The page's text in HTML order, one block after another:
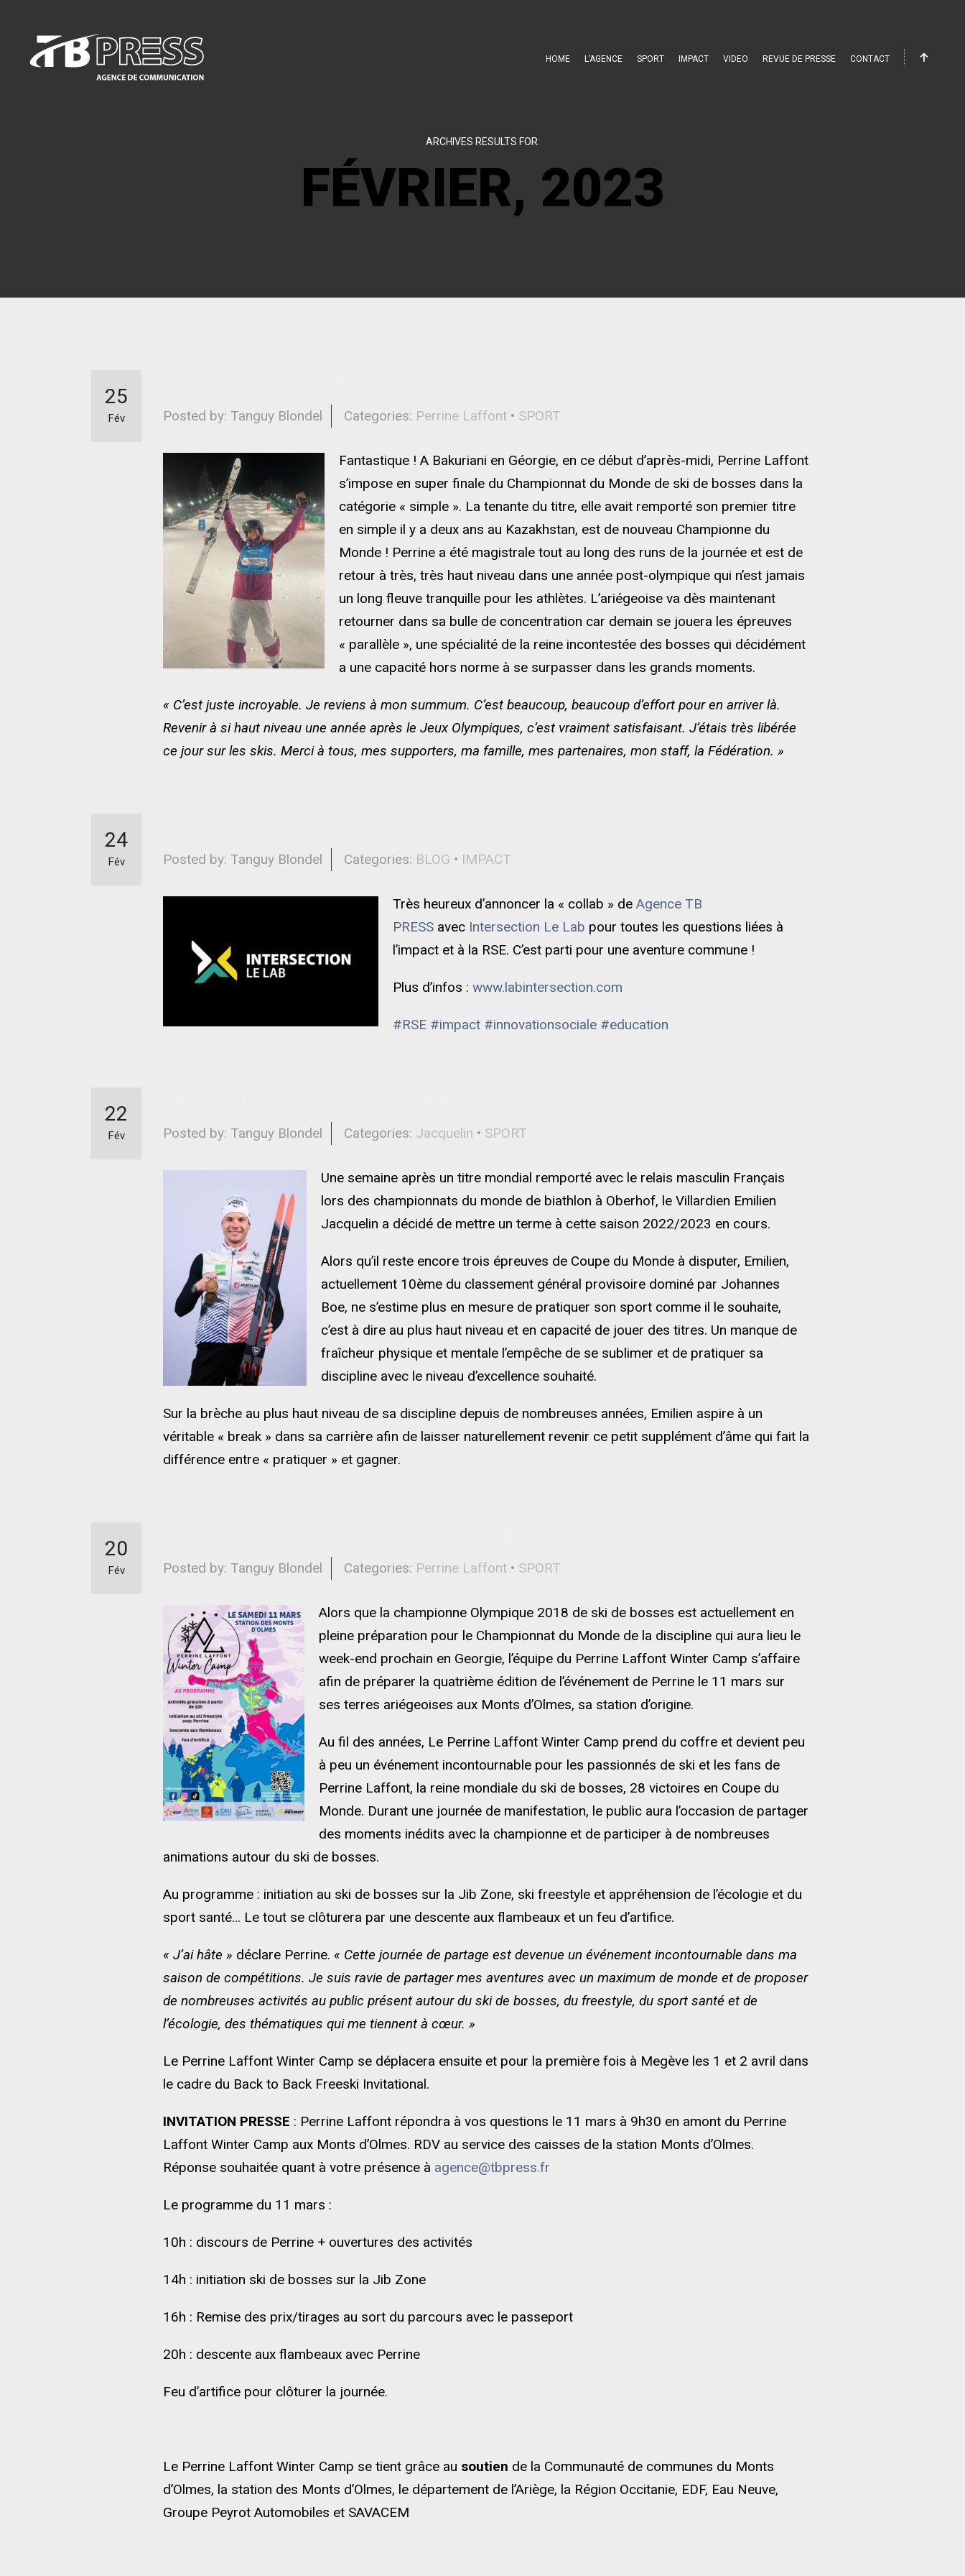
HOME L’AGENCE SPORT IMPACT VIDEO REVUE DE PRESSE CONTACT
ARCHIVES RESULTS FOR:
FÉVRIER, 2023
Posted by: Tanguy Blondel Categories: Perrine Laffont • SPORT
25
Fév
Fantastique ! A Bakuriani en Géorgie, en ce début d’après-midi, Perrine Laffont
s’impose en super finale du Championnat du Monde de ski de bosses dans la
catégorie « simple ». La tenante du titre, elle avait remporté son premier titre
en simple il y a deux ans au Kazakhstan, est de nouveau Championne du
Monde ! Perrine a été magistrale tout au long des runs de la journée et est de
retour à très, très haut niveau dans une année post-olympique qui n’est jamais
un long fleuve tranquille pour les athlètes. L’ariégeoise va dès maintenant
retourner dans sa bulle de concentration car demain se jouera les épreuves
« parallèle », une spécialité de la reine incontestée des bosses qui décidément
a une capacité hors norme à se surpasser dans les grands moments.
« C’est juste incroyable. Je reviens à mon summum. C’est beaucoup, beaucoup d’effort pour en arriver là.
Revenir à si haut niveau une année après le Jeux Olympiques, c’est vraiment satisfaisant. J’étais très libérée
ce jour sur les skis. Merci à tous, mes supporters, ma famille, mes partenaires, mon staff, la Fédération. »
Posted by: Tanguy Blondel Categories: BLOG • IMPACT
24
Fév
Très heureux d’annoncer la « collab » de Agence TB
PRESS avec Intersection Le Lab pour toutes les questions liées à
l’impact et à la RSE. C’est parti pour une aventure commune !
Plus d’infos : www.labintersection.com
#RSE #impact #innovationsociale #education
Posted by: Tanguy Blondel Categories: Jacquelin • SPORT
22
Fév
Une semaine après un titre mondial remporté avec le relais masculin Français
lors des championnats du monde de biathlon à Oberhof, le Villardien Emilien
Jacquelin a décidé de mettre un terme à cette saison 2022/2023 en cours.
Alors qu’il reste encore trois épreuves de Coupe du Monde à disputer, Emilien,
actuellement 10ème du classement général provisoire dominé par Johannes
Boe, ne s’estime plus en mesure de pratiquer son sport comme il le souhaite,
c’est à dire au plus haut niveau et en capacité de jouer des titres. Un manque de
fraîcheur physique et mentale l’empêche de se sublimer et de pratiquer sa
discipline avec le niveau d’excellence souhaité.
Sur la brèche au plus haut niveau de sa discipline depuis de nombreuses années, Emilien aspire à un
véritable « break » dans sa carrière afin de laisser naturellement revenir ce petit supplément d’âme qui fait la
différence entre « pratiquer » et gagner.
Posted by: Tanguy Blondel Categories: Perrine Laffont • SPORT
20
Fév
Alors que la championne Olympique 2018 de ski de bosses est actuellement en
pleine préparation pour le Championnat du Monde de la discipline qui aura lieu le
week-end prochain en Georgie, l’équipe du Perrine Laffont Winter Camp s’affaire
afin de préparer la quatrième édition de l’événement de Perrine le 11 mars sur
ses terres ariégeoises aux Monts d’Olmes, sa station d’origine.
Au fil des années, Le Perrine Laffont Winter Camp prend du coffre et devient peu
à peu un événement incontournable pour les passionnés de ski et les fans de
Perrine Laffont, la reine mondiale du ski de bosses, 28 victoires en Coupe du
Monde. Durant une journée de manifestation, le public aura l’occasion de partager
des moments inédits avec la championne et de participer à de nombreuses
animations autour du ski de bosses.
Au programme : initiation au ski de bosses sur la Jib Zone, ski freestyle et appréhension de l’écologie et du
sport santé… Le tout se clôturera par une descente aux flambeaux et un feu d’artifice.
« J’ai hâte » déclare Perrine. « Cette journée de partage est devenue un événement incontournable dans ma
saison de compétitions. Je suis ravie de partager mes aventures avec un maximum de monde et de proposer
de nombreuses activités au public présent autour du ski de bosses, du freestyle, du sport santé et de
l’écologie, des thématiques qui me tiennent à cœur. »
Le Perrine Laffont Winter Camp se déplacera ensuite et pour la première fois à Megève les 1 et 2 avril dans
le cadre du Back to Back Freeski Invitational.
INVITATION PRESSE : Perrine Laffont répondra à vos questions le 11 mars à 9h30 en amont du Perrine
Laffont Winter Camp aux Monts d’Olmes. RDV au service des caisses de la station Monts d’Olmes.
Réponse souhaitée quant à votre présence à agence@tbpress.fr
Le programme du 11 mars :
10h : discours de Perrine + ouvertures des activités
14h : initiation ski de bosses sur la Jib Zone
16h : Remise des prix/tirages au sort du parcours avec le passeport
20h : descente aux flambeaux avec Perrine
Feu d’artifice pour clôturer la journée.
Le Perrine Laffont Winter Camp se tient grâce au soutien de la Communauté de communes du Monts
d’Olmes, la station des Monts d’Olmes, le département de l’Ariège, la Région Occitanie, EDF, Eau Neuve,
Groupe Peyrot Automobiles et SAVACEM